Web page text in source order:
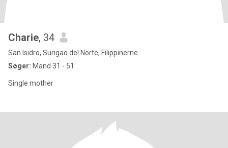
Charie, 34
San Isidro, Surigao del Norte, Filippinerne
Søger: Mand 31 - 51
Single mother